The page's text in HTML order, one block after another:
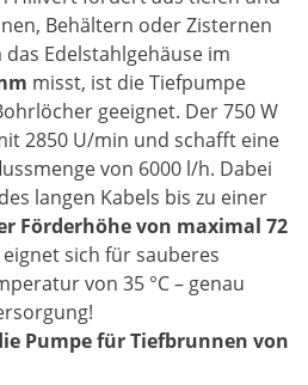
Behältern oder Zisternen
Edelstahlgehäuse im
misst, ist die Tiefpumpe
geeignet. Der 750 W
2850 U/min und schafft eine
von 6000 l/h. Dabei
langen Kabels bis zu einer
Förderhöhe von maximal 72
sich für sauberes
von 35 °C – genau
Pumpe für Tiefbrunnen von